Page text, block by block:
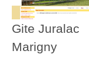
Gite Juralac
Marigny